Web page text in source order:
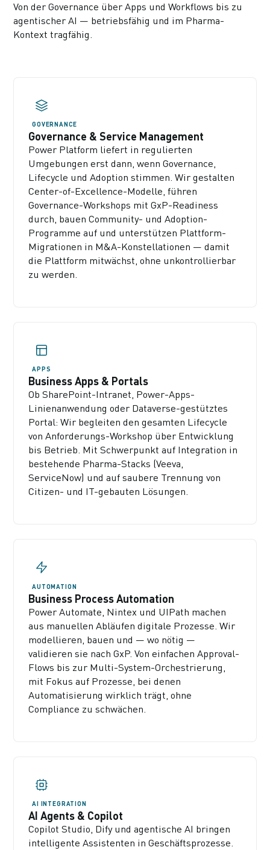
Von der Governance über Apps und Workflows bis zu
agentischer AI — betriebsfähig und im Pharma-
Kontext tragfähig.
GOVERNANCE
Governance & Service Management
Power Platform liefert in regulierten
Umgebungen erst dann, wenn Governance,
Lifecycle und Adoption stimmen. Wir gestalten
Center-of-Excellence-Modelle, führen
Governance-Workshops mit GxP-Readiness
durch, bauen Community- und Adoption-
Programme auf und unterstützen Plattform-
Migrationen in M&A-Konstellationen — damit
die Plattform mitwächst, ohne unkontrollierbar
zu werden.
APPS
Business Apps & Portals
Ob SharePoint-Intranet, Power-Apps-
Linienanwendung oder Dataverse-gestütztes
Portal: Wir begleiten den gesamten Lifecycle
von Anforderungs-Workshop über Entwicklung
bis Betrieb. Mit Schwerpunkt auf Integration in
bestehende Pharma-Stacks (Veeva,
ServiceNow) und auf saubere Trennung von
Citizen- und IT-gebauten Lösungen.
AUTOMATION
Business Process Automation
Power Automate, Nintex und UIPath machen
aus manuellen Abläufen digitale Prozesse. Wir
modellieren, bauen und — wo nötig —
validieren sie nach GxP. Von einfachen Approval-
Flows bis zur Multi-System-Orchestrierung,
mit Fokus auf Prozesse, bei denen
Automatisierung wirklich trägt, ohne
Compliance zu schwächen.
AI INTEGRATION
AI Agents & Copilot
Copilot Studio, Dify und agentische AI bringen
intelligente Assistenten in Geschäftsprozesse.